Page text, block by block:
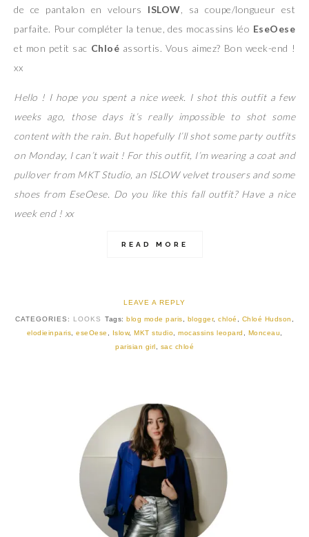
de ce pantalon en velours ISLOW , sa coupe/longueur est
parfaite. Pour compléter la tenue, des mocassins léo EseOese
et mon petit sac Chloé assortis. Vous aimez? Bon week-end !
xx
Hello ! I hope you spent a nice week. I shot this outfit a few
weeks ago, those days it’s really impossible to shot some
content with the rain. But hopefully I’ll shot some party outfits
on Monday, I can’t wait ! For this outfit, I’m wearing a coat and
pullover from MKT Studio, an ISLOW velvet trousers and some
shoes from EseOese. Do you like this fall outfit? Have a nice
week end ! xx
READ MORE
LEAVE A REPLY
CATEGORIES: LOOKS Tags: blog mode paris, blogger, chloé , Chloé Hudson ,
elodieinparis, eseOese , Islow, MKT studio, mocassins leopard , Monceau,
parisian girl, sac chloé